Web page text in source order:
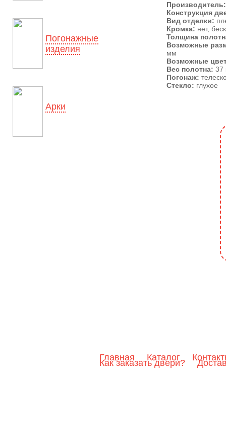
Погонажные
изделия
Арки
Производитель:
Конструкция
Вид отделки:
Кромка: нет,
Толщина
Возможные
мм
Возможные
Вес полотна: 37
Погонаж:
Стекло: глухое
Главная Каталог
Как заказать двери?